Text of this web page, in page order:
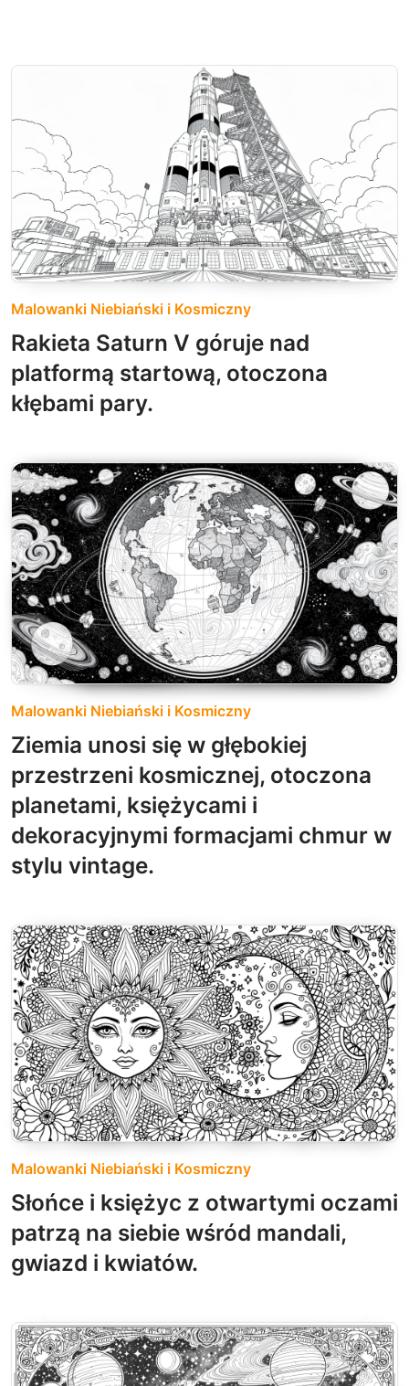
Malowanki Niebiański i Kosmiczny
Rakieta Saturn V góruje nad
platformą startową, otoczona
kłębami pary.
Malowanki Niebiański i Kosmiczny
Ziemia unosi się w głębokiej
przestrzeni kosmicznej, otoczona
planetami, księżycami i
dekoracyjnymi formacjami chmur w
stylu vintage.
Malowanki Niebiański i Kosmiczny
Słońce i księżyc z otwartymi oczami
patrzą na siebie wśród mandali,
gwiazd i kwiatów.